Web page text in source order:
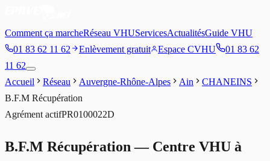
Comment ça marcheRéseau VHUServicesActualitésGuide VHU
01 83 62 11 62
Enlèvement gratuit Espace CVHU
01 83 62
11 62
Accueil
Réseau Auvergne-Rhône-Alpes Ain
CHANEINS
B.F.M Récupération
Agrément actifPR0100022D
B.F.M Récupération — Centre VHU à